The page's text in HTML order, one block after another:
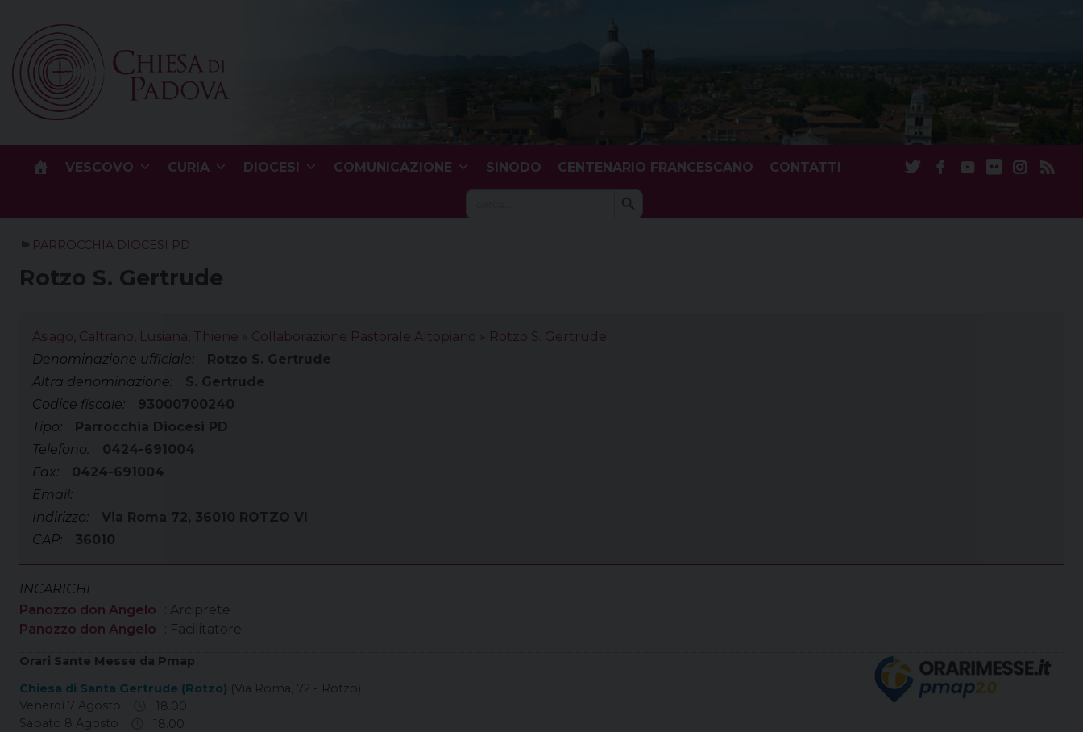
content
VESCOVO CURIA DIOCESI COMUNICAZIONE SINODO CENTENARIO FRANCESCANO
CONTATTI
Search
Search Button
PARROCCHIA DIOCESI PD
Rotzo S. Gertrude
Asiago, Caltrano, Lusiana, Thiene Collaborazione Pastorale Altopiano
Rotzo S. Gertrude
Denominazione ufficiale:
Rotzo S. Gertrude
Altra denominazione:
S. Gertrude
Codice fiscale:
93000700240
Tipo:
Parrocchia Diocesi PD
Telefono:
0424-691004
Fax:
0424-691004
Email:
Indirizzo:
Via Roma 72, 36010 ROTZO VI
CAP:
36010
INCARICHI
Panozzo don Angelo
: Arciprete
Panozzo don Angelo
: Facilitatore
Orari Sante Messe da Pmap
Chiesa di Santa Gertrude (Rotzo) (Via Roma, 72 - Rotzo)
Venerdì 7 Agosto
18.00
Sabato 8 Agosto
18.00